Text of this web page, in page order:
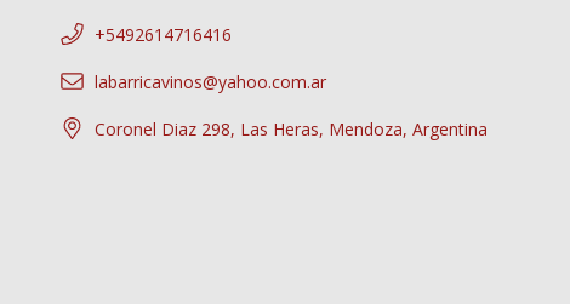
+5492614716416
labarricavinos@yahoo.com.ar
Coronel Diaz 298, Las Heras, Mendoza, Argentina